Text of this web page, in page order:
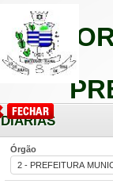
DIÁRIAS
Órgão